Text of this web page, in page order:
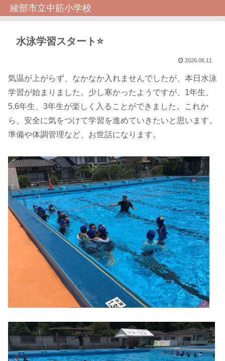
綾部市立中筋小学校
水泳学習スタート⭐️
2026.06.11
気温が上がらず、なかなか入れませんでしたが、本日水泳
学習が始まりました。少し寒かったようですが、1年生、
5.6年生、3年生が楽しく入ることができました。これか
ら、安全に気をつけて学習を進めていきたいと思います。
準備や体調管理など、お世話になります。